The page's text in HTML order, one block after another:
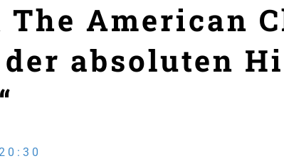
The American
der absoluten